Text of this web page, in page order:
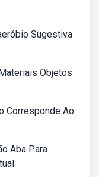
Sugestiva
Objetos
Corresponde Ao
Aba Para